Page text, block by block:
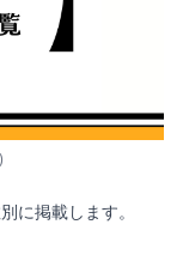
に掲載します。